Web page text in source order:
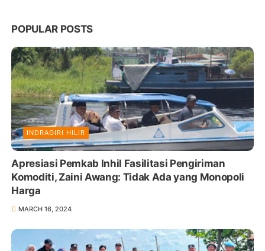
POPULAR POSTS
INDRAGIRI HILIR
Apresiasi Pemkab Inhil Fasilitasi Pengiriman
Komoditi, Zaini Awang: Tidak Ada yang Monopoli
Harga
MARCH 16, 2024